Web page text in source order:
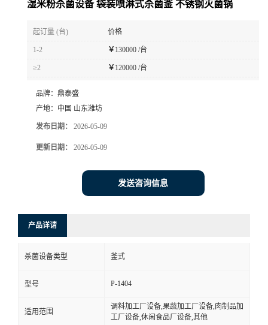
湿米粉杀菌设备 袋装喷淋式杀菌釜 不锈钢灭菌锅
起订量 (台) 价格
1-2 ￥ 130000 /台
≥2 ￥ 120000 /台
品牌： 鼎泰盛
产地： 中国 山东潍坊
发布日期： 2026-05-09
更新日期： 2026-05-09
发送咨询信息
产品详请
杀菌设备类型 釜式
型号 P-1404
适用范围
调料加工厂设备,果蔬加工厂设备,肉制品加
工厂设备,休闲食品厂设备,其他